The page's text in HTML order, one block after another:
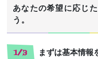
あなたの希望に応じ
う。
1/3 まずは基本情報